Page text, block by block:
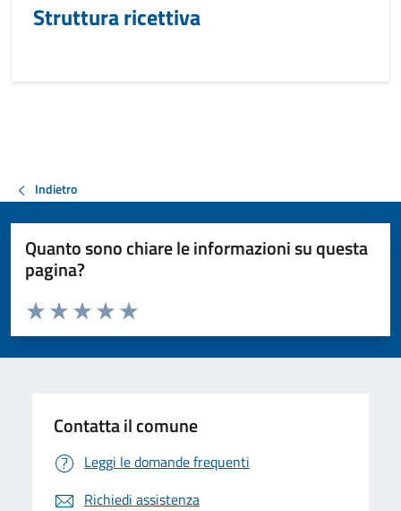
Struttura ricettiva
Indietro
Quanto sono chiare le informazioni su questa
pagina?
Valuta da 1 a 5 stelle la pagina
Valuta 5 stelle su 5
Valuta 4 stelle su 5
Valuta 3 stelle su 5
Valuta 2 stelle su 5
Valuta 1 stelle su 5
Contatta il comune
Leggi le domande frequenti
Richiedi assistenza